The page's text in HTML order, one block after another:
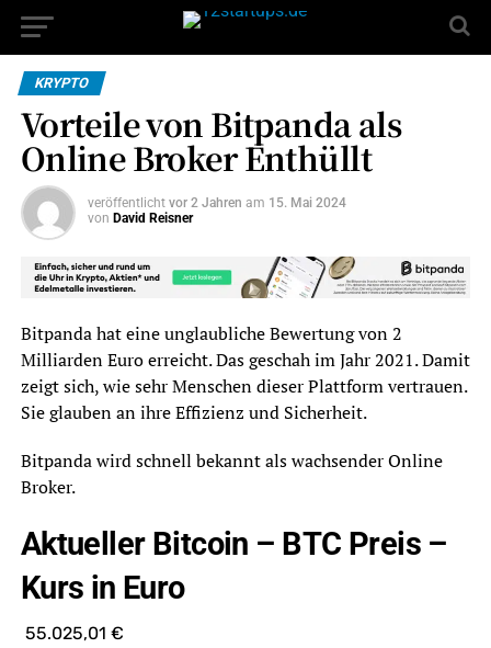
KRYPTO
Vorteile von Bitpanda als
Online Broker Enthüllt
veröffentlicht vor 2 Jahren am 15. Mai 2024
von David Reisner
Bitpanda hat eine unglaubliche Bewertung von 2
Milliarden Euro erreicht. Das geschah im Jahr 2021. Damit
zeigt sich, wie sehr Menschen dieser Plattform vertrauen.
Sie glauben an ihre Effizienz und Sicherheit.
Bitpanda wird schnell bekannt als wachsender Online
Broker.
Aktueller Bitcoin – BTC Preis –
Kurs in Euro
55.025,01 €